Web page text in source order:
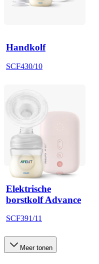
Handkolf
SCF430/10
Elektrische
borstkolf Advance
SCF391/11
Meer tonen